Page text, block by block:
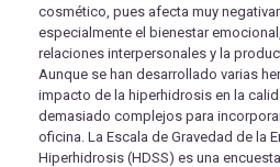
cosmético, pues afecta muy
especialmente el bienestar
relaciones interpersonales y la
Aunque se han desarrollado varias
impacto de la hiperhidrosis en la
demasiado complejos para
oficina. La Escala de Gravedad de la
Hiperhidrosis (HDSS) es una